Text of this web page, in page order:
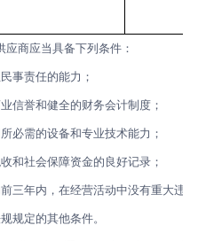
应商应当具备下列条件：
事责任的能力；
信誉和健全的财务会计制度；
必需的设备和专业技术能力；
和社会保障资金的良好记录；
三年内，在经营活动中没有重大违法
规定的其他条件。